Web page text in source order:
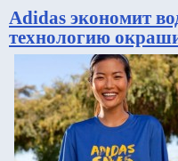
Adidas экономит
технологию